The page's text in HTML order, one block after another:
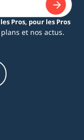
Pros, pour les Pros
et nos actus.